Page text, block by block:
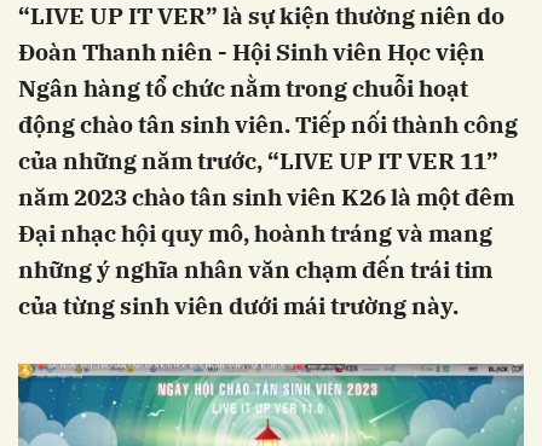
“LIVE UP IT VER” là sự kiện thường niên do
Đoàn Thanh niên - Hội Sinh viên Học viện
Ngân hàng tổ chức nằm trong chuỗi hoạt
động chào tân sinh viên. Tiếp nối thành công
của những năm trước, “LIVE UP IT VER 11”
năm 2023 chào tân sinh viên K26 là một đêm
Đại nhạc hội quy mô, hoành tráng và mang
những ý nghĩa nhân văn chạm đến trái tim
của từng sinh viên dưới mái trường này.